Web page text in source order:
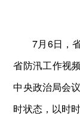
7月6日，
省防汛工作视
中央政治局会
时状态，以时